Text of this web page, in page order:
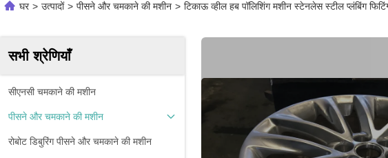
घर > उत्पादों > पीसने और चमकाने की मशीन > टिकाऊ व्हील हब पॉलिशिंग मशीन स्टेनलेस स्टील प्लंबिंग
सभी श्रेणियाँ
सीएनसी चमकाने की मशीन
पीसने और चमकाने की मशीन
रोबोट डिबुरिंग पीसने और चमकाने की मशीन